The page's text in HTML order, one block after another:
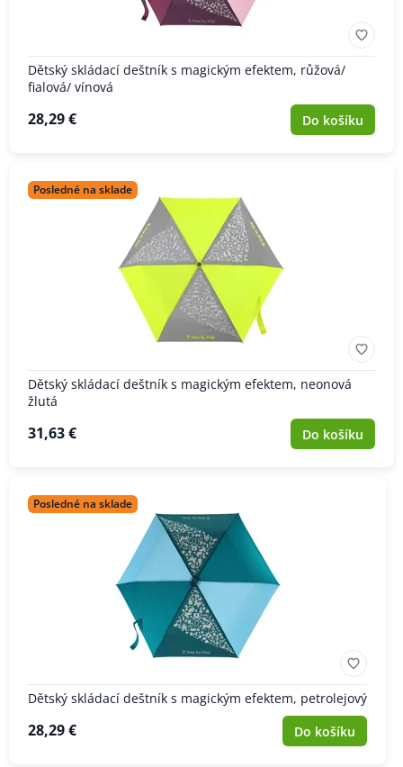
Dětský skládací deštník s magickým efektem, růžová/
fialová/ vínová
28,29 € Do košíku
Posledné na sklade
Dětský skládací deštník s magickým efektem, neonová
žlutá
31,63 € Do košíku
Posledné na sklade
Dětský skládací deštník s magickým efektem, petrolejový
28,29 € Do košíku